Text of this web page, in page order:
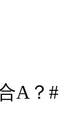
A？#